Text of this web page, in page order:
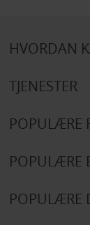
HVORDAN
TJENESTER
POPULÆRE
POPULÆRE
POPULÆRE